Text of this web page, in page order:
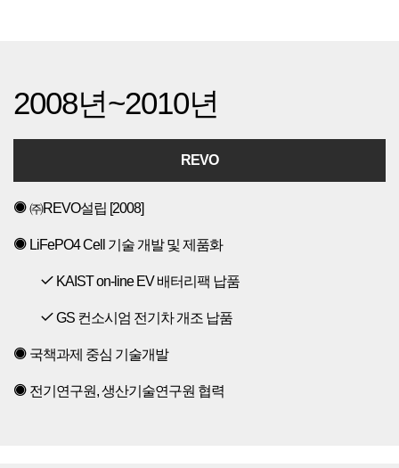
2008년~2010년
REVO
㈜REVO설립 [2008]
LiFePO4 Cell 기술 개발 및 제품화
KAIST on-line EV 배터리팩 납품
GS 컨소시엄 전기차 개조 납품
국책과제 중심 기술개발
전기연구원, 생산기술연구원 협력